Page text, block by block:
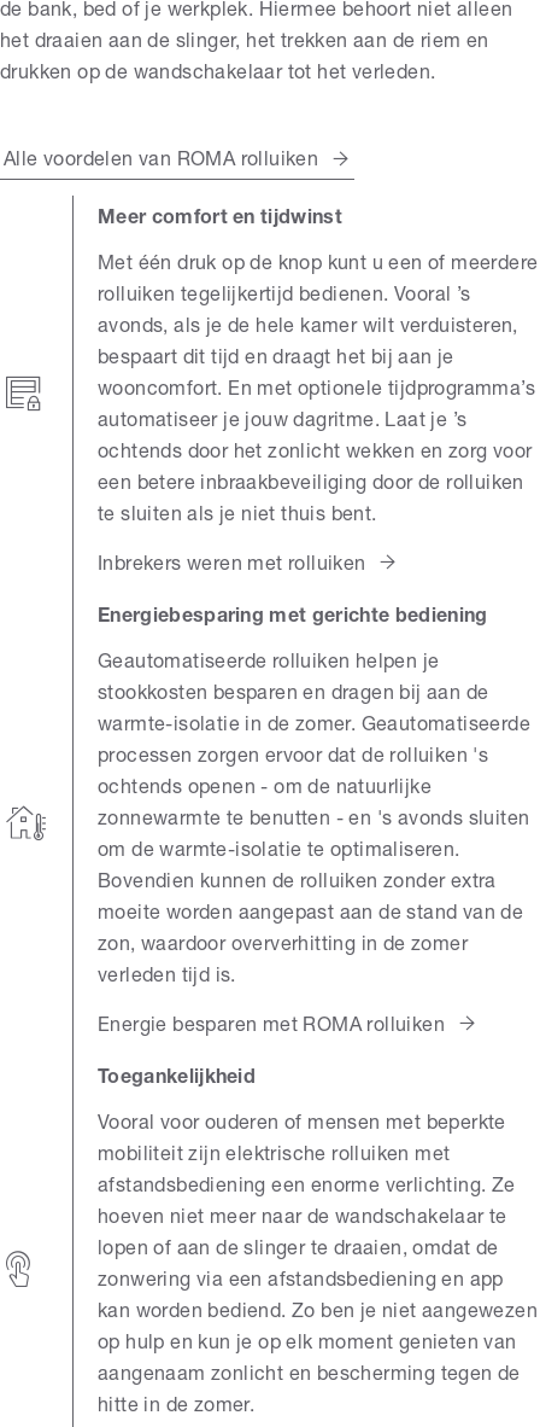
de bank, bed of je werkplek. Hiermee behoort niet alleen
het draaien aan de slinger, het trekken aan de riem en
drukken op de wandschakelaar tot het verleden.
Alle voordelen van ROMA rolluiken
Meer comfort en tijdwinst
Met één druk op de knop kunt u een of meerdere
rolluiken tegelijkertijd bedienen. Vooral ’s
avonds, als je de hele kamer wilt verduisteren,
bespaart dit tijd en draagt het bij aan je
wooncomfort. En met optionele tijdprogramma’s
automatiseer je jouw dagritme. Laat je ’s
ochtends door het zonlicht wekken en zorg voor
een betere inbraakbeveiliging door de rolluiken
te sluiten als je niet thuis bent.
Inbrekers weren met rolluiken
Energiebesparing met gerichte bediening
Geautomatiseerde rolluiken helpen je
stookkosten besparen en dragen bij aan de
warmte-isolatie in de zomer. Geautomatiseerde
processen zorgen ervoor dat de rolluiken 's
ochtends openen - om de natuurlijke
zonnewarmte te benutten - en 's avonds sluiten
om de warmte-isolatie te optimaliseren.
Bovendien kunnen de rolluiken zonder extra
moeite worden aangepast aan de stand van de
zon, waardoor oververhitting in de zomer
verleden tijd is.
Energie besparen met ROMA rolluiken
Toegankelijkheid
Vooral voor ouderen of mensen met beperkte
mobiliteit zijn elektrische rolluiken met
afstandsbediening een enorme verlichting. Ze
hoeven niet meer naar de wandschakelaar te
lopen of aan de slinger te draaien, omdat de
zonwering via een afstandsbediening en app
kan worden bediend. Zo ben je niet aangewezen
op hulp en kun je op elk moment genieten van
aangenaam zonlicht en bescherming tegen de
hitte in de zomer.